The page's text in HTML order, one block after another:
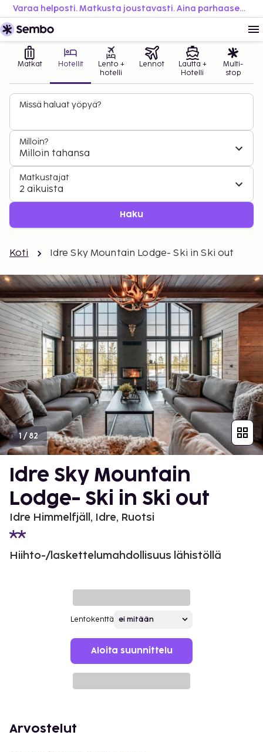
Varaa helposti. Matkusta joustavasti. Aina parhaaseen hintaan.
Matkat Hotellit
Lento +
hotelli
Lennot
Lautta +
Hotelli
Multi-
stop
Missä haluat yöpyä?
Milloin?
Milloin tahansa
Matkustajat
2 aikuista
Haku
Koti Idre Sky Mountain Lodge- Ski in Ski out
1/82
Idre Sky Mountain
Lodge- Ski in Ski out
Idre Himmelfjäll, Idre, Ruotsi
Hiihto-/laskettelumahdollisuus lähistöllä
Lentokenttä
Aloita suunnittelu
Arvostelut